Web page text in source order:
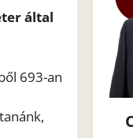
által
693-an